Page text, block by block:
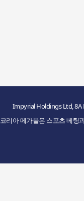
Impyrial Holdings Ltd, 8A
코리아 메가볼은 스포츠 베팅